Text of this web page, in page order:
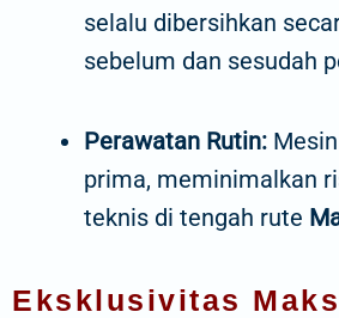
selalu dibersihkan
sebelum dan sesudah
Perawatan Rutin:
prima, meminimalkan
teknis di tengah rute
Eksklusivitas